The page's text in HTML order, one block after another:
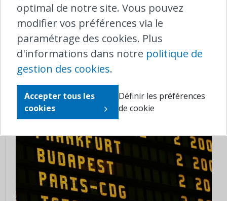
08-10-2019|ASSISTANCE ,ASCENSEUR,AÉROPORT,
BRUSSELS AIRPORT
Accessibilité des ascenseurs à
Brussels Airport-Zaventem
optimal de notre site. Vous pouvez
modifier vos préférences via le
paramétrage des cookies. Plus
d'informations dans notre politique de
gestion des cookies.
Accepter tous les
cookies
Définir les préférences
de cookie